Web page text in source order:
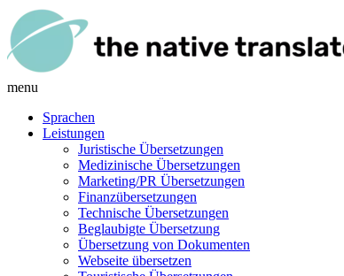
menu
Sprachen
Leistungen
Juristische Übersetzungen
Medizinische Übersetzungen
Marketing/PR Übersetzungen
Finanzübersetzungen
Technische Übersetzungen
Beglaubigte Übersetzung
Übersetzung von Dokumenten
Webseite übersetzen